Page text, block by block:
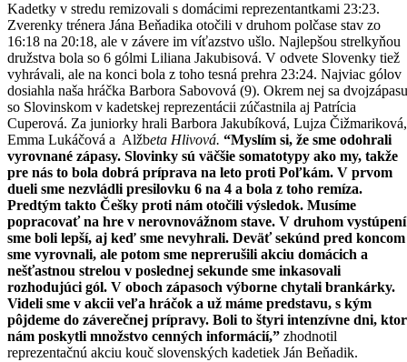
Kadetky v stredu remizovali s domácimi reprezentantkami 23:23.
Zverenky trénera Jána Beňadika otočili v druhom polčase stav zo
16:18 na 20:18, ale v závere im víťazstvo ušlo. Najlepšou strelkyňou
družstva bola so 6 gólmi Liliana Jakubisová. V odvete Slovenky tiež
vyhrávali, ale na konci bola z toho tesná prehra 23:24. Najviac gólov
dosiahla naša hráčka Barbora Sabovová (9). Okrem nej sa dvojzápasu
so Slovinskom v kadetskej reprezentácii zúčastnila aj Patrícia
Cuperová. Za juniorky hrali Barbora Jakubíková, Lujza Čižmariková,
Emma Lukáčová a Alžbeta Hlivová. “Myslím si, že sme odohrali
vyrovnané zápasy. Slovinky sú väčšie somatotypy ako my, takže
pre nás to bola dobrá príprava na leto proti Poľkám. V prvom
dueli sme nezvládli presilovku 6 na 4 a bola z toho remíza.
Predtým takto Češky proti nám otočili výsledok. Musíme
popracovať na hre v nerovnovážnom stave. V druhom vystúpení
sme boli lepší, aj keď sme nevyhrali. Deväť sekúnd pred koncom
sme vyrovnali, ale potom sme neprerušili akciu domácich a
nešťastnou strelou v poslednej sekunde sme inkasovali
rozhodujúci gól. V oboch zápasoch výborne chytali brankárky.
Videli sme v akcii veľa hráčok a už máme predstavu, s kým
pôjdeme do záverečnej prípravy. Boli to štyri intenzívne dni,
nám poskytli množstvo cenných informácií,” zhodnotil
reprezentačnú akciu kouč slovenských kadetiek Ján Beňadik.